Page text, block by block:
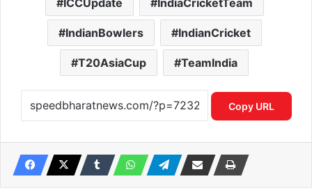
IndianBowlers IndianCricket
T20AsiaCup TeamIndia
Copy URL